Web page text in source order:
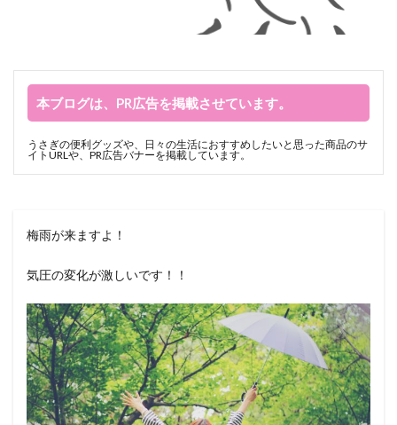
本ブログは、PR広告を掲載させています。
うさぎの便利グッズや、日々の生活におすすめしたいと思った商品のサ
イトURLや、PR広告バナーを掲載しています。
梅雨が来ますよ！
気圧の変化が激しいです！！